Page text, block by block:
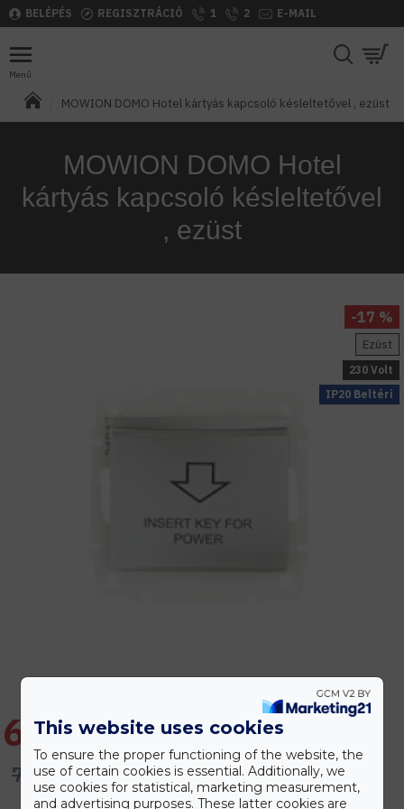
BELÉPÉS REGISZTRÁCIÓ 1 2 E-MAIL
MOWION DOMO Hotel kártyás kapcsoló késleltetővel , ezüst
MOWION DOMO Hotel
kártyás kapcsoló késleltetővel
, ezüst
IP20 Beltéri
Ezüst
230 Volt
-17 %
6.298 Ft
7.557 Ft
This website uses cookies
To ensure the proper functioning of the website, the
use of certain cookies is essential. Additionally, we
use cookies for statistical, marketing measurement,
and advertising purposes. These latter cookies are